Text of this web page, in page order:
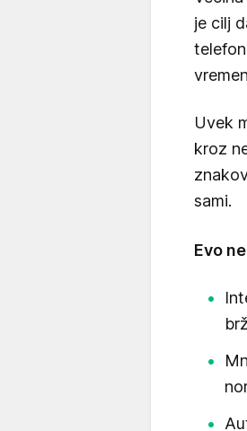
je cilj
Uvek
kroz
sami.
Evo